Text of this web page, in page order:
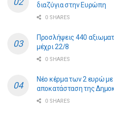
διαζύγια στην Ευρώπη
0 SHARES
Προσλήψεις 440
μέχρι 22/8
0 SHARES
Νέο κέρμα των 2 ευρώ με
αποκατάσταση της
0 SHARES